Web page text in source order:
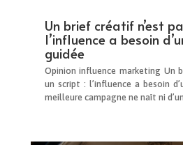
Un brief créatif n’est
l’influence a besoin
guidée
Opinion influence marketing Un
un script : l’influence a besoin
meilleure campagne ne naît ni